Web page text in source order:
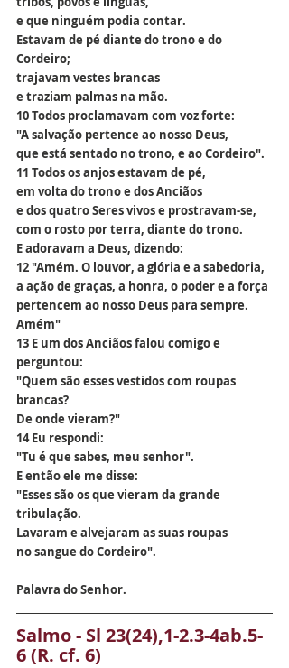
e que ninguém podia contar.
Estavam de pé diante do trono e do
Cordeiro;
trajavam vestes brancas
e traziam palmas na mão.
10 Todos proclamavam com voz forte:
"A salvação pertence ao nosso Deus,
que está sentado no trono, e ao Cordeiro".
11 Todos os anjos estavam de pé,
em volta do trono e dos Anciãos
e dos quatro Seres vivos e prostravam-se,
com o rosto por terra, diante do trono.
E adoravam a Deus, dizendo:
12 "Amém. O louvor, a glória e a sabedoria,
a ação de graças, a honra, o poder e a força
pertencem ao nosso Deus para sempre.
Amém"
13 E um dos Anciãos falou comigo e
perguntou:
"Quem são esses vestidos com roupas
brancas?
De onde vieram?"
14 Eu respondi:
"Tu é que sabes, meu senhor".
E então ele me disse:
"Esses são os que vieram da grande
tribulação.
Lavaram e alvejaram as suas roupas
no sangue do Cordeiro".
Palavra do Senhor.
Salmo - Sl 23(24),1-2.3-4ab.5-
6 (R. cf. 6)